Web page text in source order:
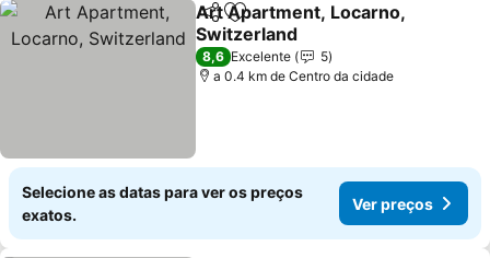
PartilharAdicionar aos favoritos
Art Apartment, Locarno,
Switzerland
8,6 Excelente
5
a 0.4 km de Centro da cidade
Selecione as datas para ver os preços
exatos.
Ver preços